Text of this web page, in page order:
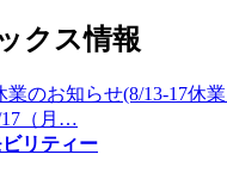
クス情報
業のお知らせ(8/13-17休
17（月…
リティー